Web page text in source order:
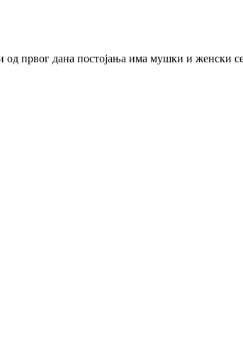
од првог дана постојања има мушки и женски